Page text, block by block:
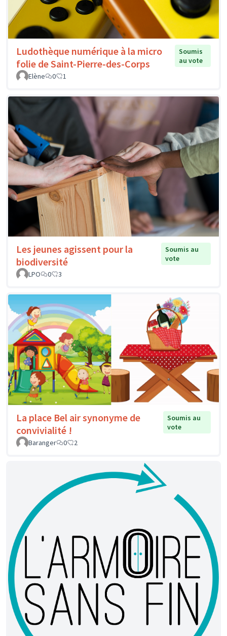
Ludothèque numérique à la micro
folie de Saint-Pierre-des-Corps
Soumis
au vote
Elène
0 1
Les jeunes agissent pour la
biodiversité
Soumis au
vote
LPO
0 3
La place Bel air synonyme de
convivialité !
Soumis au
vote
Baranger
0 2